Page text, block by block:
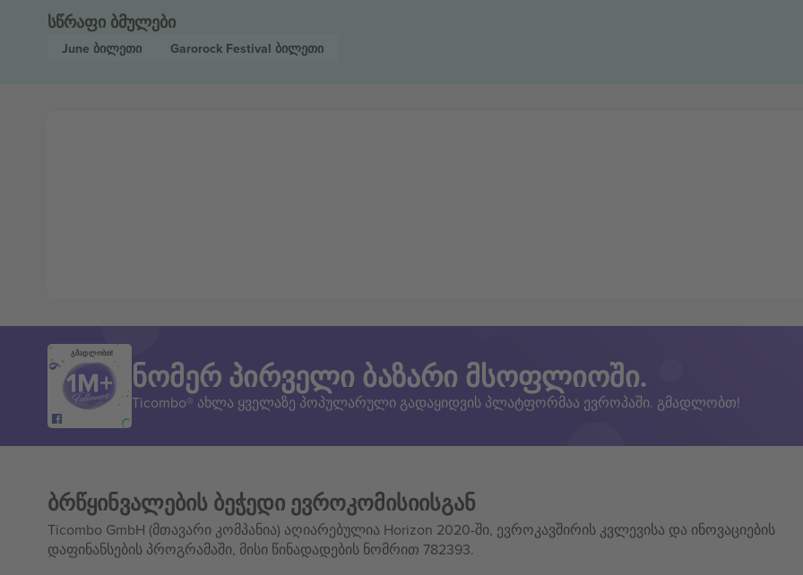
სწრაფი ბმულები
June ბილეთი Garorock Festival ბილეთი
გმადლობთ!
ნომერ პირველი ბაზარი მსოფლიოში.
Ticombo® ახლა ყველაზე პოპულარული გადაყიდვის პლატფორმაა ევროპაში. გმადლობთ!
ბრწყინვალების ბეჭედი ევროკომისიისგან
Ticombo GmbH (მთავარი კომპანია) აღიარებულია Horizon 2020-ში, ევროკავშირის კვლევისა და ინოვაციების
დაფინანსების პროგრამაში, მისი წინადადების ნომრით 782393.